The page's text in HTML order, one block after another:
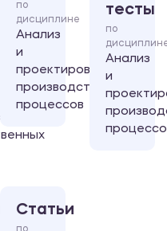
по
дисциплине
Анализ
и
проектирование
производственных
процессов
тесты
по
Анализ
и
Статьи